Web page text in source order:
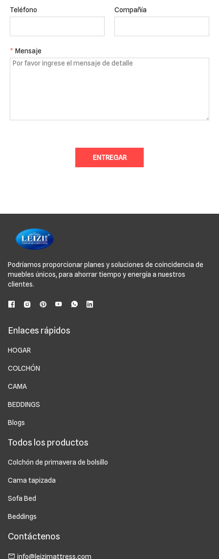
Teléfono Compañía
* Mensaje
ENTREGAR
Podríamos proporcionar planes y soluciones de coincidencia de
muebles únicos, para ahorrar tiempo y energía a nuestros
clientes.
Enlaces rápidos
HOGAR
COLCHÓN
CAMA
BEDDINGS
Blogs
Todos los productos
Colchón de primavera de bolsillo
Cama tapizada
Sofa Bed
Beddings
Contáctenos
info@leizimattress.com